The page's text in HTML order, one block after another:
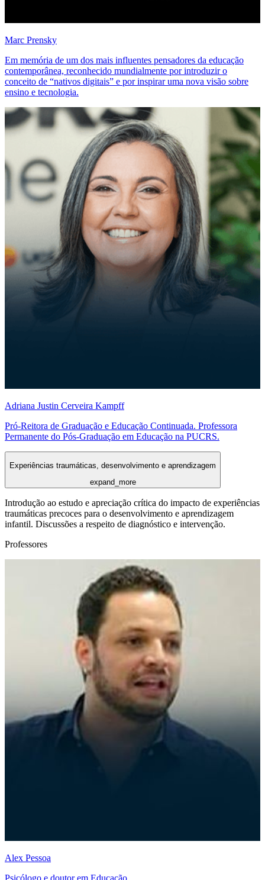
Marc Prensky
Em memória de um dos mais influentes pensadores da educação
contemporânea, reconhecido mundialmente por introduzir o
conceito de “nativos digitais” e por inspirar uma nova visão sobre
ensino e tecnologia.
Adriana Justin Cerveira Kampff
Pró-Reitora de Graduação e Educação Continuada. Professora
Permanente do Pós-Graduação em Educação na PUCRS.
Experiências traumáticas, desenvolvimento e aprendizagem
expand_more
Introdução ao estudo e apreciação crítica do impacto de experiências
traumáticas precoces para o desenvolvimento e aprendizagem
infantil. Discussões a respeito de diagnóstico e intervenção.
Professores
Alex Pessoa
Psicólogo e doutor em Educação.